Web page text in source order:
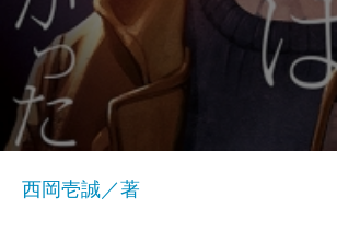
西岡壱誠／著